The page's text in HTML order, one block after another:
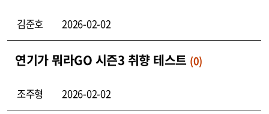
김준호 2026-02-02
연기가 뭐라GO 시즌3 취향 테스트 (0)
조주형 2026-02-02